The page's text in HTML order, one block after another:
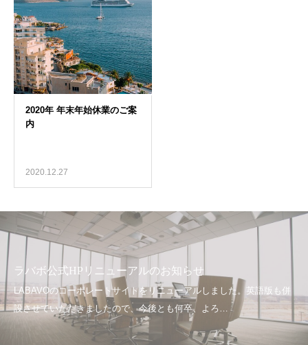
2020.12.27
ラバボ公式HPリニューアルのお知らせ